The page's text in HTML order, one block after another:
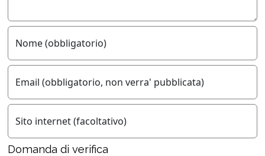
Nome (obbligatorio)
Email (obbligatorio, non verra' pubblicata)
Sito internet (facoltativo)
Domanda di verifica